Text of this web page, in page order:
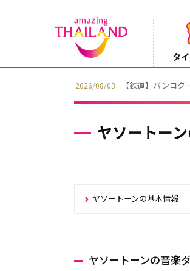
タ
2026/08/03 【鉄道】バンコク
ヤソートー
ヤソートーンの基本情報
ヤソートーンの音楽